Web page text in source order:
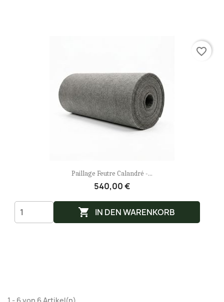
Paillage Feutre Calandré -...
540,00 €
 IN DEN WARENKORB
favorite_border